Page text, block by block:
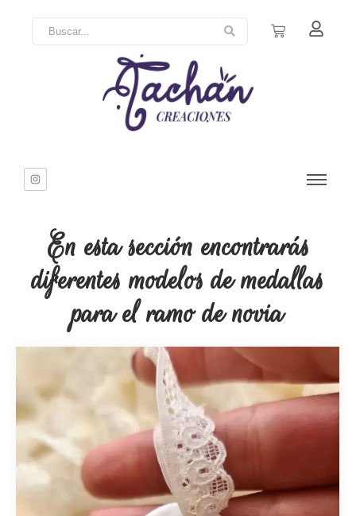
En esta sección encontrarás
diferentes modelos de medallas
para el ramo de novia